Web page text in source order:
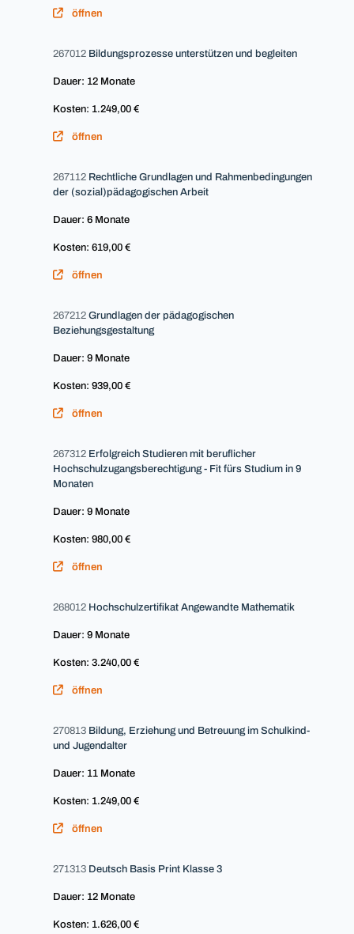
öffnen
267012 Bildungsprozesse unterstützen und begleiten
Dauer: 12 Monate
Kosten: 1.249,00 €
öffnen
267112 Rechtliche Grundlagen und Rahmenbedingungen
der (sozial)pädagogischen Arbeit
Dauer: 6 Monate
Kosten: 619,00 €
öffnen
267212 Grundlagen der pädagogischen
Beziehungsgestaltung
Dauer: 9 Monate
Kosten: 939,00 €
öffnen
267312 Erfolgreich Studieren mit beruflicher
Hochschulzugangsberechtigung - Fit fürs Studium in 9
Monaten
Dauer: 9 Monate
Kosten: 980,00 €
öffnen
268012 Hochschulzertifikat Angewandte Mathematik
Dauer: 9 Monate
Kosten: 3.240,00 €
öffnen
270813 Bildung, Erziehung und Betreuung im Schulkind-
und Jugendalter
Dauer: 11 Monate
Kosten: 1.249,00 €
öffnen
271313 Deutsch Basis Print Klasse 3
Dauer: 12 Monate
Kosten: 1.626,00 €